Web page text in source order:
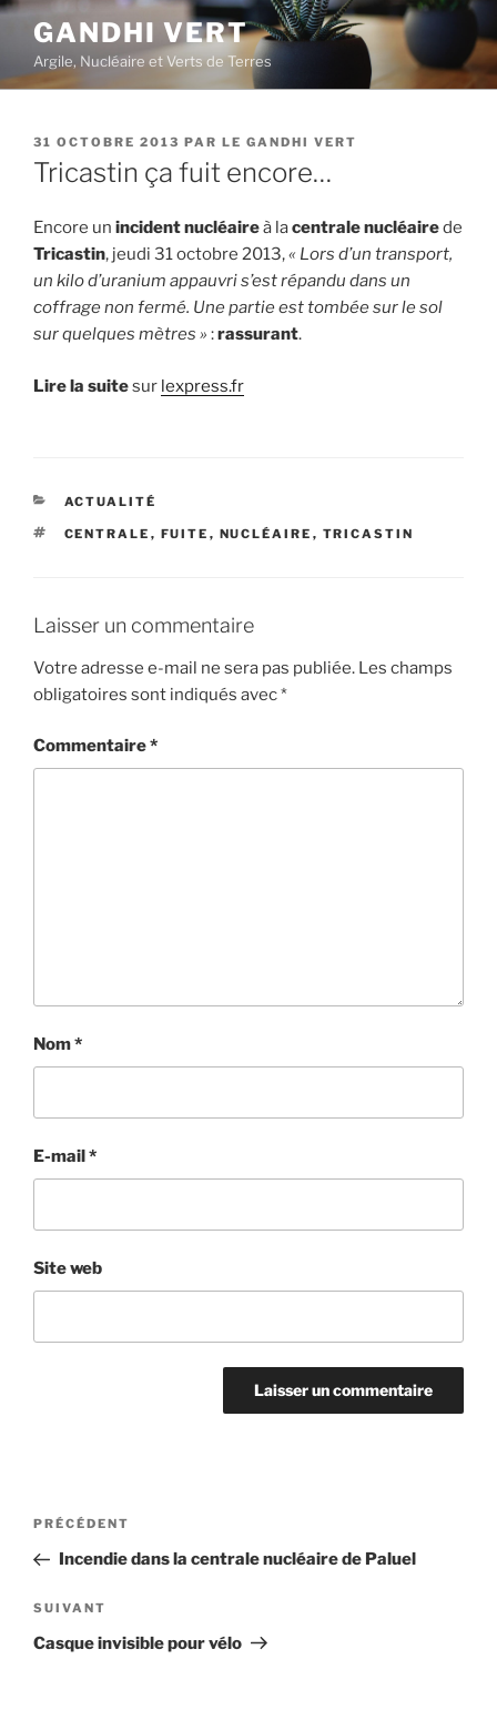
Aller
contenu
principal
GANDHI VERT
Argile, Nucléaire et Verts de Terres
PUBLIÉ
LE
31 OCTOBRE 2013 PAR LE GANDHI VERT
Tricastin ça fuit encore…
Encore un incident nucléaireà lacentrale nucléairede
Tricastin, jeudi 31 octobre 2013,« Lors d’un transport,
un kilo d’uranium appauvri s’est répandu dans un
coffrage non fermé. Une partie est tombée sur le sol
sur quelques mètres » :rassurant.
Lire la suitesur lexpress.fr
CATÉGORIES
ACTUALITÉ
ÉTIQUETTES
CENTRALE , FUITE , NUCLÉAIRE , TRICASTIN
Laisser un commentaire
Votre adresse e-mail ne sera pas publiée. Les champs
obligatoires sont indiqués avec*
Commentaire*
Nom*
E-mail*
Site web
Navigation
l’article
Article
précédent
PRÉCÉDENT
Incendie dans la centrale nucléaire de Paluel
Article
suivant
SUIVANT
Casque invisible pour vélo